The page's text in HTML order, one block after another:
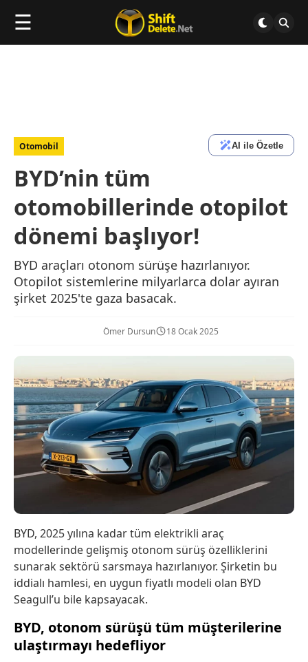
☰
Otomobil AI ile Özetle
BYD’nin tüm
otomobillerinde otopilot
dönemi başlıyor!
BYD araçları otonom sürüşe hazırlanıyor.
Otopilot sistemlerine milyarlarca dolar ayıran
şirket 2025'te gaza basacak.
Ömer Dursun 18 Ocak 2025
BYD, 2025 yılına kadar tüm elektrikli araç
modellerinde gelişmiş otonom sürüş özelliklerini
sunarak sektörü sarsmaya hazırlanıyor. Şirketin bu
iddialı hamlesi, en uygun fiyatlı modeli olan BYD
Seagull’u bile kapsayacak.
BYD, otonom sürüşü tüm müşterilerine
ulaştırmayı hedefliyor